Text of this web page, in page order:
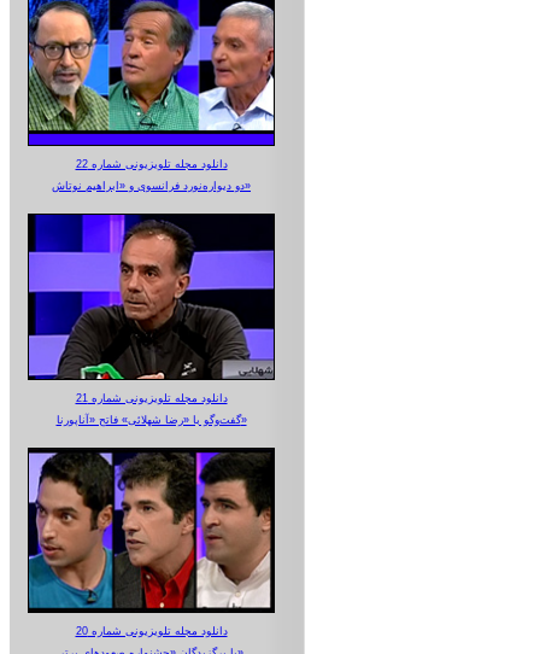
دانلود مجله تلویزیونی شماره 22
دو دیواره‌نورد فرانسوی و «ابراهیم نوتاش»
دانلود مجله تلویزیونی شماره 21
گفت‌وگو با «رضا شهلائی» فاتح «آناپورنا»
دانلود مجله تلویزیونی شماره 20